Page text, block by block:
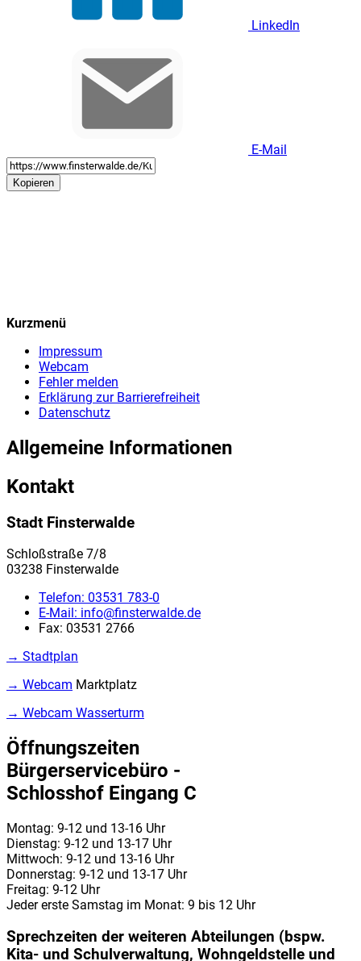
LinkedIn
E-Mail
Kopieren
Kurzmenü
Impressum
Webcam
Fehler melden
Erklärung zur Barrierefreiheit
Datenschutz
Allgemeine Informationen
Kontakt
Stadt Finsterwalde
Schloßstraße 7/8
03238 Finsterwalde
Telefon: 03531 783-0
E-Mail: info@finsterwalde.de
Fax: 03531 2766
→ Stadtplan
→ Webcam Marktplatz
→ Webcam Wasserturm
Öffnungszeiten
Bürgerservicebüro -
Schlosshof Eingang C
Montag: 9-12 und 13-16 Uhr
Dienstag: 9-12 und 13-17 Uhr
Mittwoch: 9-12 und 13-16 Uhr
Donnerstag: 9-12 und 13-17 Uhr
Freitag: 9-12 Uhr
Jeder erste Samstag im Monat: 9 bis 12 Uhr
Sprechzeiten der weiteren Abteilungen (bspw.
Kita- und Schulverwaltung, Wohngeldstelle und